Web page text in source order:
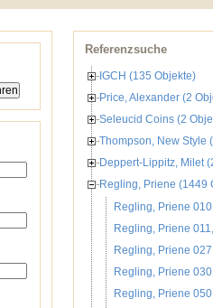
Referenzsuche
IGCH (135 Objekte)
Price, Alexander (2
Seleucid Coins (2
Thompson, New Style
Deppert-Lippitz, Milet
Regling, Priene (1449
Regling, Priene
Regling, Priene
Regling, Priene
Regling, Priene
Regling, Priene